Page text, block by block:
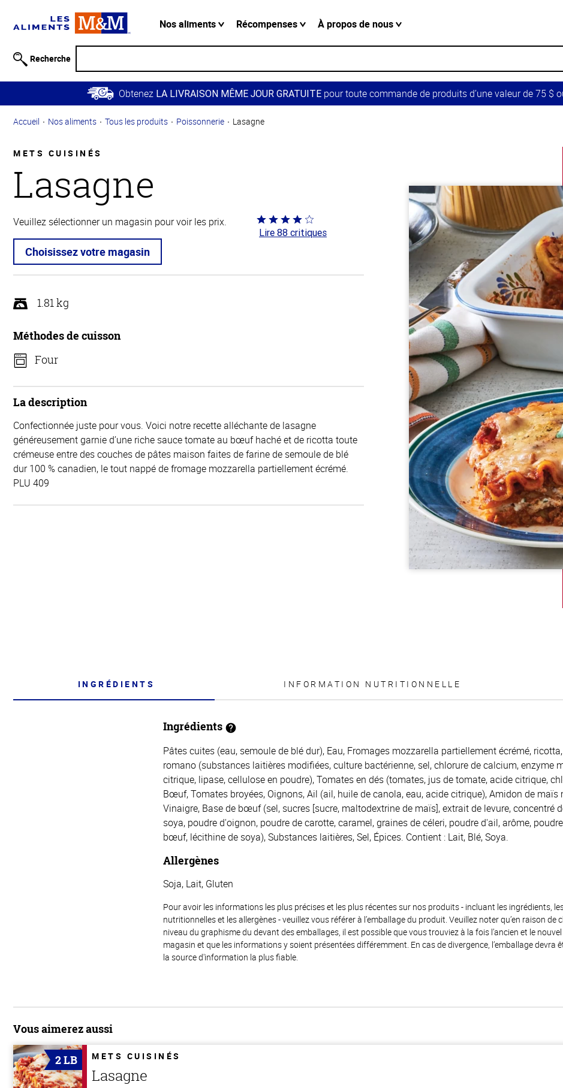
relative à
Passer
contenu
Retour à
principale
Nos aliments Récompenses À propos de nous
Recherche
Obtenez LA LIVRAISON MÊME JOUR GRATUITEpour toute commande de produits d’une valeur de 75 $
Accueil Nos aliments Tous les produits Poissonnerie Lasagne
METS CUISINÉS
Lasagne
Veuillez sélectionner un magasin pour voir les prix.
Choisissez votre magasin
Coté
3.8 sur
Lire 88 critiques
1.81 kg
Méthodes de cuisson
Four
La description
Confectionnée juste pour vous. Voici notre recette alléchante de lasagne
généreusement garnie d’une riche sauce tomate au bœuf haché et de ricotta toute
crémeuse entre des couches de pâtes maison faites de farine de semoule de blé
dur 100 % canadien, le tout nappé de fromage mozzarella partiellement écrémé.
PLU 409
INGRÉDIENTS INFORMATION NUTRITIONNELLE
Ingrédients
Pâtes cuites (eau, semoule de blé dur), Eau, Fromages mozzarella partiellement écrémé,
romano (substances laitières modifiées, culture bactérienne, sel, chlorure de calcium, enzyme
citrique, lipase, cellulose en poudre), Tomates en dés (tomates, jus de tomate, acide citrique,
Bœuf, Tomates broyées, Oignons, Ail (ail, huile de canola, eau, acide citrique), Amidon de maïs
Vinaigre, Base de bœuf (sel, sucres [sucre, maltodextrine de maïs], extrait de levure, concentré
soya, poudre d'oignon, poudre de carotte, caramel, graines de céleri, poudre d'ail, arôme,
bœuf, lécithine de soya), Substances laitières, Sel, Épices. Contient : Lait, Blé, Soya.
Allergènes
Soja, Lait, Gluten
Pour avoir les informations les plus précises et les plus récentes sur nos produits - incluant les ingrédients,
nutritionnelles et les allergènes - veuillez vous référer à l’emballage du produit. Veuillez noter qu’en raison de
niveau du graphisme du devant des emballages, il est possible que vous trouviez à la fois l’ancien et le
magasin et que les informations y soient présentées différemment. En cas de divergence, l’emballage devra
la source d'information la plus fiable.
Vous aimerez aussi
2 LB METS CUISINÉS
Lasagne